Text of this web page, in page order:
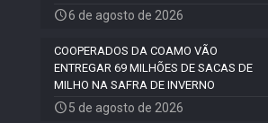
6 de agosto de 2026
COOPERADOS DA COAMO VÃO
ENTREGAR 69 MILHÕES DE SACAS DE
MILHO NA SAFRA DE INVERNO
5 de agosto de 2026